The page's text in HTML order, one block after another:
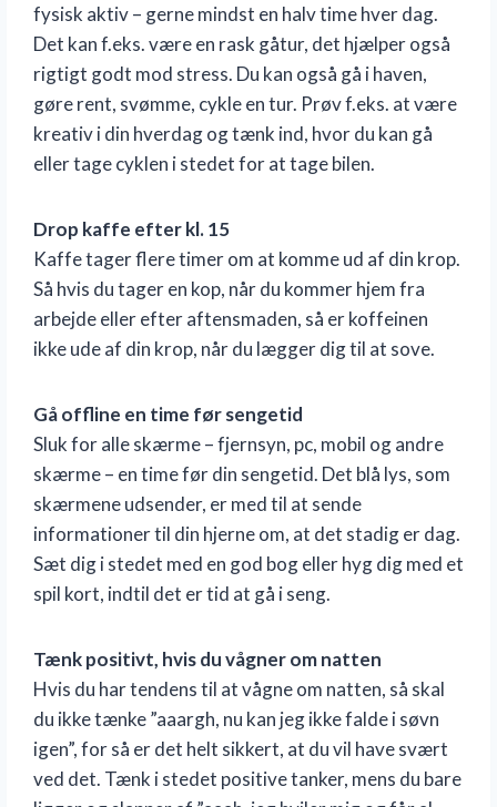
fysisk aktiv – gerne mindst en halv time hver dag.
Det kan f.eks. være en rask gåtur, det hjælper også
rigtigt godt mod stress. Du kan også gå i haven,
gøre rent, svømme, cykle en tur. Prøv f.eks. at være
kreativ i din hverdag og tænk ind, hvor du kan gå
eller tage cyklen i stedet for at tage bilen.
Drop kaffe efter kl. 15
Kaffe tager flere timer om at komme ud af din krop.
Så hvis du tager en kop, når du kommer hjem fra
arbejde eller efter aftensmaden, så er koffeinen
ikke ude af din krop, når du lægger dig til at sove.
Gå offline en time før sengetid
Sluk for alle skærme – fjernsyn, pc, mobil og andre
skærme – en time før din sengetid. Det blå lys, som
skærmene udsender, er med til at sende
informationer til din hjerne om, at det stadig er dag.
Sæt dig i stedet med en god bog eller hyg dig med et
spil kort, indtil det er tid at gå i seng.
Tænk positivt, hvis du vågner om natten
Hvis du har tendens til at vågne om natten, så skal
du ikke tænke ”aaargh, nu kan jeg ikke falde i søvn
igen”, for så er det helt sikkert, at du vil have svært
ved det. Tænk i stedet positive tanker, mens du bare